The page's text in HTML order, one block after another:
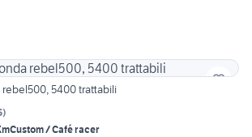
5400 trattabili
)
Custom / Café racer